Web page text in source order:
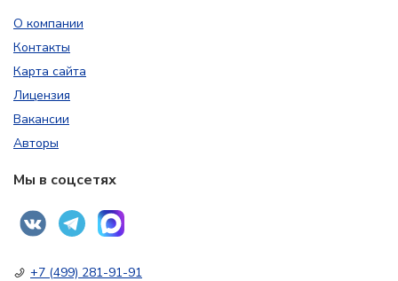
О компании
Контакты
Карта сайта
Лицензия
Вакансии
Авторы
Мы в соцсетях
+7 (499) 281-91-91